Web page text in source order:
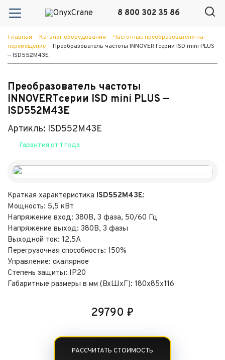
8 800 302 35 86
Главная - Каталог оборудования - Частотные преобразователи на
перемещение - Преобразователь частоты INNOVERTсерии ISD mini PLUS
— ISD552M43E
Преобразователь частоты
INNOVERTсерии ISD mini PLUS —
ISD552M43E
Артикль: ISD552M43E
Гарантия от 1 года
Краткая характеристика ISD552M43E:
Мощность: 5,5 кВт
Напряжение вход: 380В, 3 фаза, 50/60 Гц
Напряжение выход: 380В, 3 фазы
Выходной ток: 12,5А
Перегрузочная способность: 150%
Управление: скалярное
Степень защиты: IP20
Габаритные размеры в мм (ВхШхГ): 180х85х116
29790 ₽
РАССЧИТАТЬ СТОИМОСТЬ